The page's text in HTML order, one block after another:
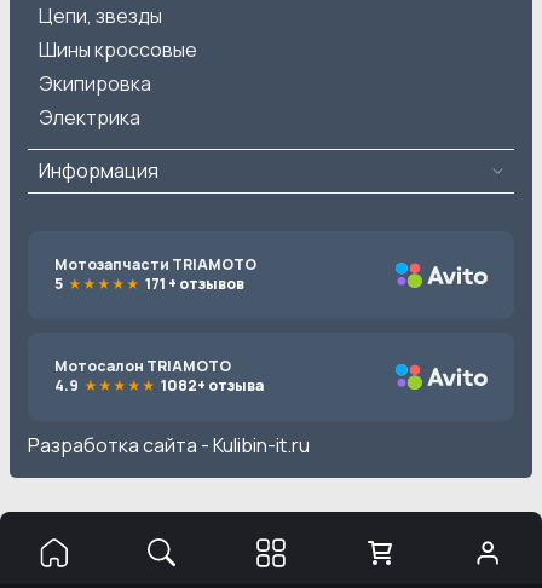
Цепи, звезды
Шины кроссовые
Экипировка
Электрика
Информация
Мотозапчасти TRIAMOTO
5
171 + отзывов
Мотосалон TRIAMOTO
4.9
1082+ отзыва
Разработка сайта -Kulibin-it.ru